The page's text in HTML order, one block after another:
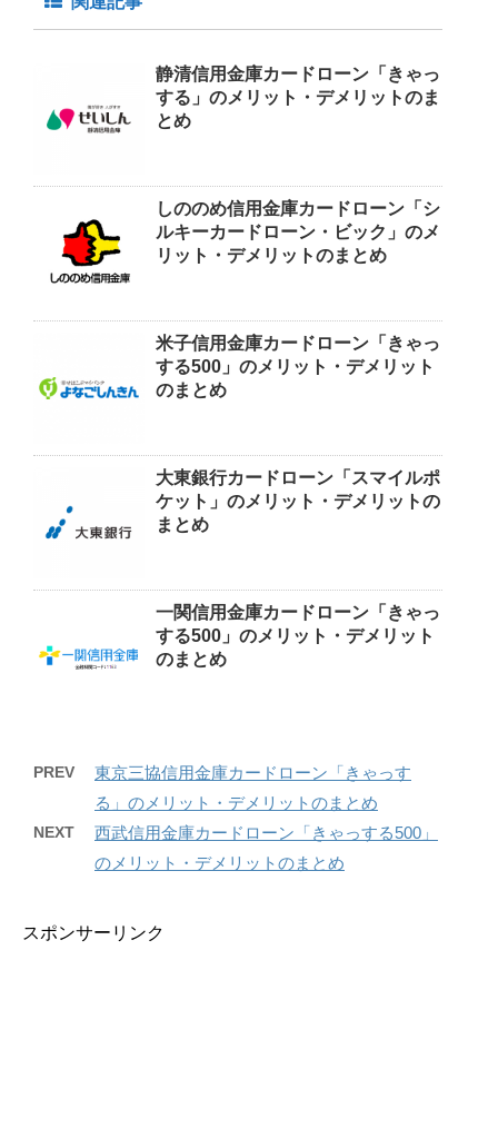
静清信用金庫カードローン「きゃっ
する」のメリット・デメリットのま
とめ
しののめ信用金庫カードローン「シ
ルキーカードローン・ビック」のメ
リット・デメリットのまとめ
米子信用金庫カードローン「きゃっ
する500」のメリット・デメリット
のまとめ
大東銀行カードローン「スマイルポ
ケット」のメリット・デメリットの
まとめ
一関信用金庫カードローン「きゃっ
する500」のメリット・デメリット
のまとめ
PREV
東京三協信用金庫カードローン「きゃっす
る」のメリット・デメリットのまとめ
NEXT
西武信用金庫カードローン「きゃっする500」
のメリット・デメリットのまとめ
スポンサーリンク